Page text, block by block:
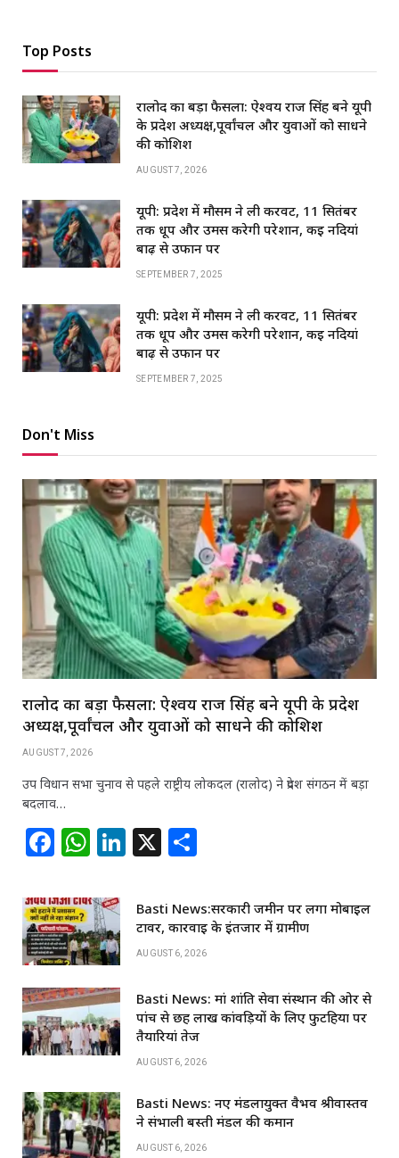
Top Posts
रालोद का बड़ा फैसला: ऐश्वर्य राज सिंह बने यूपी
के प्रदेश अध्यक्ष,पूर्वांचल और युवाओं को साधने
की कोशिश
AUGUST 7, 2026
यूपी: प्रदेश में मौसम ने ली करवट, 11 सितंबर
तक धूप और उमस करेगी परेशान, कई नदियां
बाढ़ से उफान पर
SEPTEMBER 7, 2025
यूपी: प्रदेश में मौसम ने ली करवट, 11 सितंबर
तक धूप और उमस करेगी परेशान, कई नदियां
बाढ़ से उफान पर
SEPTEMBER 7, 2025
Don't Miss
रालोद का बड़ा फैसला: ऐश्वर्य राज सिंह बने यूपी के प्रदेश
अध्यक्ष,पूर्वांचल और युवाओं को साधने की कोशिश
AUGUST 7, 2026
उप विधान सभा चुनाव से पहले राष्ट्रीय लोकदल (रालोद) ने प्रदेश संगठन में बड़ा
बदलाव…
F
c
e
b
o
o
k
W
at
s
A
p
p
Li
k
e
dI
n
X
ar
e
Basti News:सरकारी जमीन पर लगा मोबाइल
टावर, कार्रवाई के इंतजार में ग्रामीण
AUGUST 6, 2026
Basti News: मां शांति सेवा संस्थान की ओर से
पांच से छह लाख कांवड़ियों के लिए फुटहिया पर
तैयारियां तेज
AUGUST 6, 2026
Basti News: नए मंडलायुक्त वैभव श्रीवास्तव
ने संभाली बस्ती मंडल की कमान
AUGUST 6, 2026